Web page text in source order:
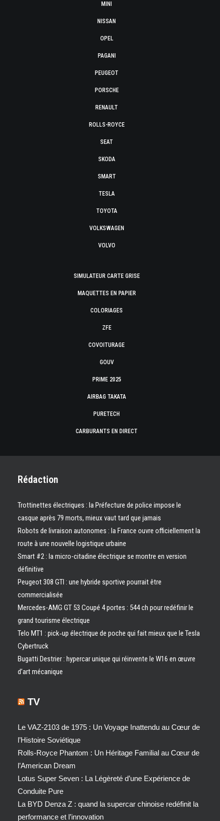
MINI
NISSAN
OPEL
PAGANI
PEUGEOT
PORSCHE
RENAULT
ROLLS-ROYCE
SEAT
SKODA
SMART
TESLA
TOYOTA
VOLKSWAGEN
VOLVO
SIMULATEUR CARTE GRISE
MAQUETTES EN PAPIER
COLORIAGES
ZFE
COVOITURAGE
GOUV
PRIME 2025
AIRBAG TAKATA
PURETECH
CARBURANTS EN DIRECT
Rédaction
Trottinettes électriques : la Préfecture de police impose le
casque après 79 morts, mieux vaut tard que jamais
Robots de livraison autonomes : la France ouvre officiellement la
route à une nouvelle logistique urbaine
Smart #2 : la micro-citadine électrique se montre en version
définitive
Peugeot 308 GTI : une hybride sportive pourrait être
commercialisée
Mercedes-AMG GT 53 Coupé 4 portes : 544 ch pour redéfinir le
grand tourisme électrique
Telo MT1 : pick‑up électrique de poche qui fait mieux que le Tesla
Cybertruck
Bugatti Destrier : hypercar unique qui réinvente le W16 en œuvre
d’art mécanique
TV
Le VAZ-2103 de 1975 : Un Voyage Inattendu au Cœur de
l’Histoire Soviétique
Rolls-Royce Phantom : Un Héritage Familial au Cœur de
l’American Dream
Lotus Super Seven : La Légèreté d’une Expérience de
Conduite Pure
La BYD Denza Z : quand la supercar chinoise redéfinit la
performance et l’innovation